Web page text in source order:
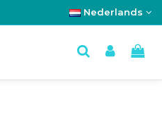
Nederlands